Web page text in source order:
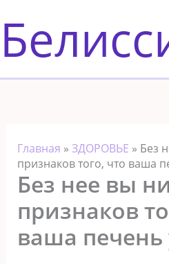
к
содержимому
Главная » ЗДОРОВЬЕ » Без
признаков того, что ваша
Без нее вы
признаков
ваша печень